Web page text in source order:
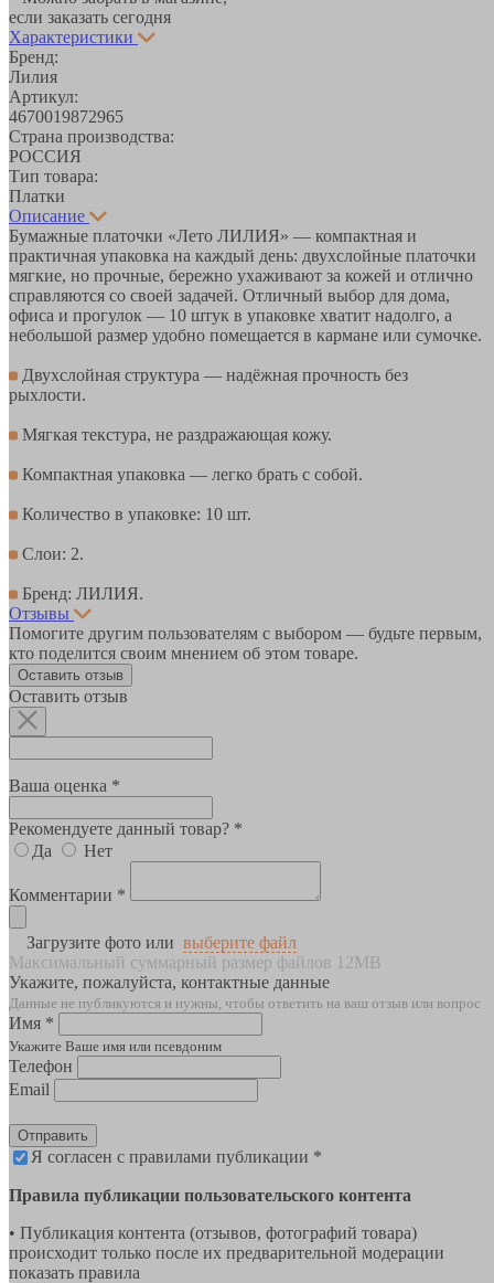
если заказать сегодня
Характеристики
Бренд:
Лилия
Артикул:
4670019872965
Страна производства:
РОССИЯ
Тип товара:
Платки
Описание
Бумажные платочки «Лето ЛИЛИЯ» — компактная и
практичная упаковка на каждый день: двухслойные платочки
мягкие, но прочные, бережно ухаживают за кожей и отлично
справляются со своей задачей. Отличный выбор для дома,
офиса и прогулок — 10 штук в упаковке хватит надолго, а
небольшой размер удобно помещается в кармане или сумочке.
Двухслойная структура — надёжная прочность без
рыхлости.
Мягкая текстура, не раздражающая кожу.
Компактная упаковка — легко брать с собой.
Количество в упаковке: 10 шт.
Слои: 2.
Бренд: ЛИЛИЯ.
Отзывы
Помогите другим пользователям с выбором — будьте первым,
кто поделится своим мнением об этом товаре.
Оставить отзыв
Оставить отзыв
Ваша оценка *
Рекомендуете данный товар? *
Да
Нет
Комментарии *
Загрузите фото или выберите файл
Максимальный суммарный размер файлов 12MB
Укажите, пожалуйста, контактные данные
Данные не публикуются и нужны, чтобы ответить на ваш отзыв или вопрос
Имя *
Укажите Ваше имя или псевдоним
Телефон
Email
Отправить
Я согласен с правилами публикации *
Правила публикации пользовательского контента
• Публикация контента (отзывов, фотографий товара)
происходит только после их предварительной модерации
показать правила